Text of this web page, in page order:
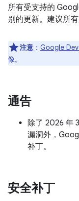
所有受支持的
别的更新。建议所
注意 ： Google
像。
通告
除了 2026 年
漏洞外，
补丁。
安全补丁